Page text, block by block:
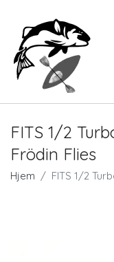
FITS 1/2
Frödin Flies
Hjem FITS 1/2